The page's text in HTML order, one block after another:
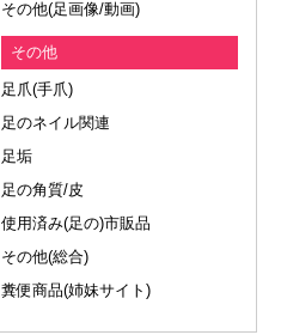
その他(足画像/動画)
その他
足爪(手爪)
足のネイル関連
足垢
足の角質/皮
使用済み(足の)市販品
その他(総合)
糞便商品(姉妹サイト)